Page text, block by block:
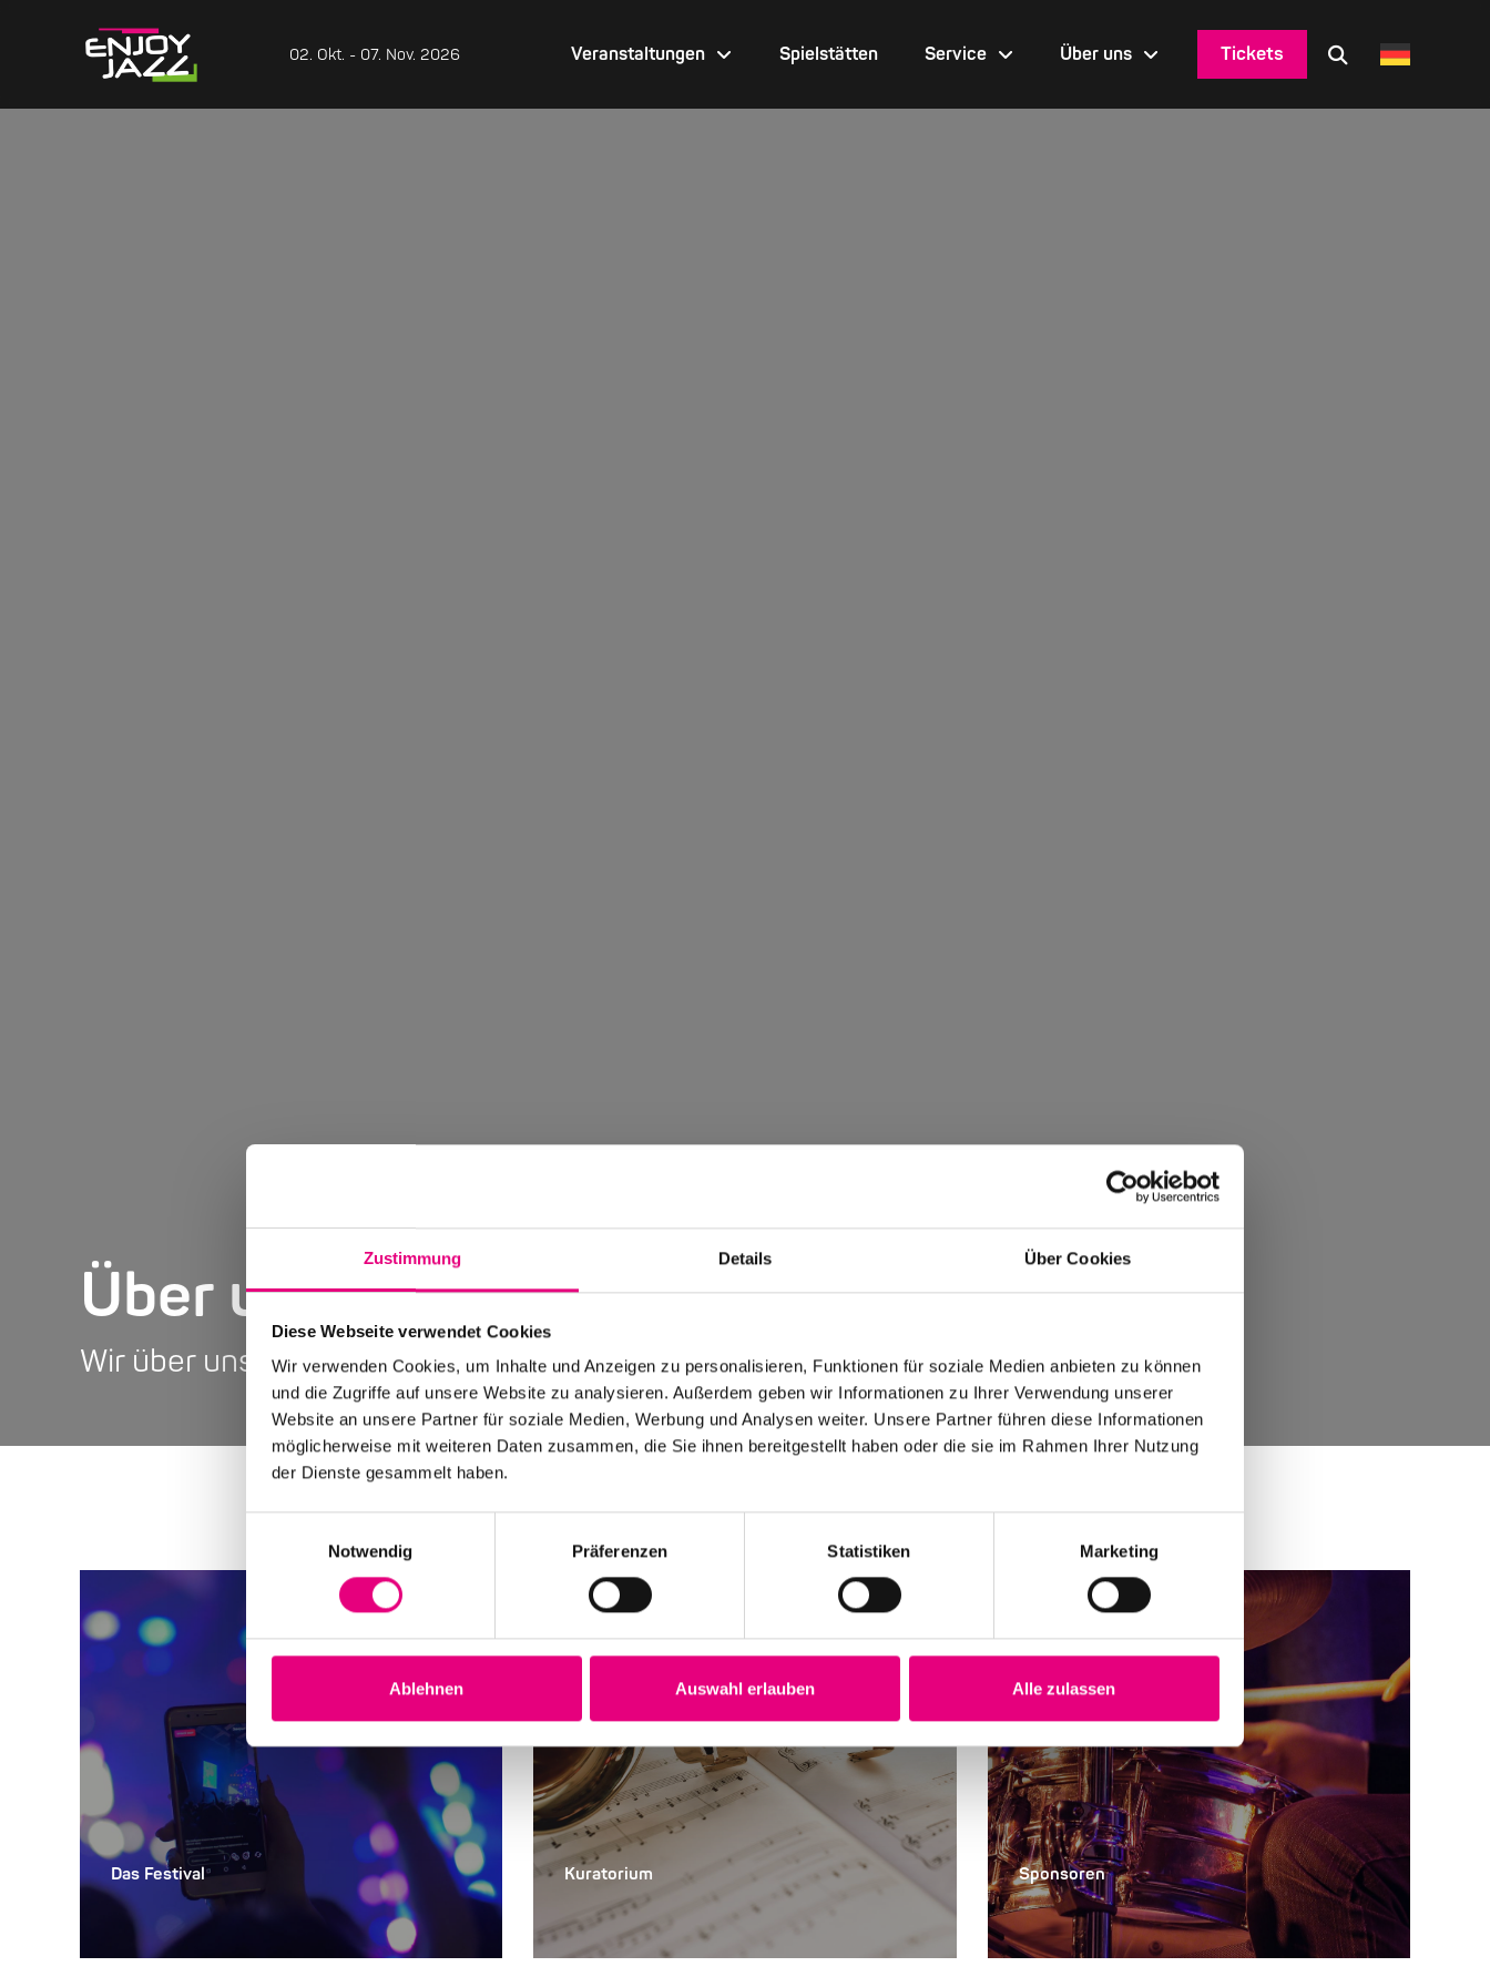
Zustimmung Details Über Cookies
Diese Webseite verwendet Cookies
Wir verwenden Cookies, um Inhalte und Anzeigen zu personalisieren, Funktionen für soziale Medien anbieten zu können
und die Zugriffe auf unsere Website zu analysieren. Außerdem geben wir Informationen zu Ihrer Verwendung unserer
Website an unsere Partner für soziale Medien, Werbung und Analysen weiter. Unsere Partner führen diese Informationen
möglicherweise mit weiteren Daten zusammen, die Sie ihnen bereitgestellt haben oder die sie im Rahmen Ihrer Nutzung
der Dienste gesammelt haben.
Notwendig
Präferenzen Statistiken Marketing
Ablehnen Auswahl erlauben Alle zulassen
02. Okt. - 07. Nov. 2026 Veranstaltungen Spielstätten Service Über uns Tickets
Über uns
Wir über uns und Enjoy Jazz
Das Festival Kuratorium Sponsoren